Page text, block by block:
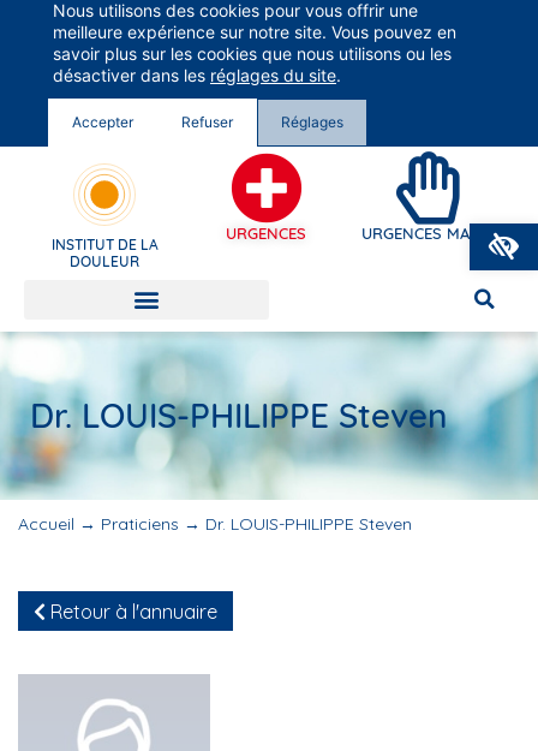
Groupe Vivalto Santé
Entre nous, la vie
INSTITUT DE LA
DOULEUR
URGENCES URGENCES MAINS
Dr. LOUIS-PHILIPPE Steven
Accueil → Praticiens → Dr. LOUIS-PHILIPPE Steven
Retour à l'annuaire
Nous utilisons des cookies pour vous offrir une
meilleure expérience sur notre site. Vous pouvez en
savoir plus sur les cookies que nous utilisons ou les
désactiver dans les réglages du site.
Accepter Refuser Réglages